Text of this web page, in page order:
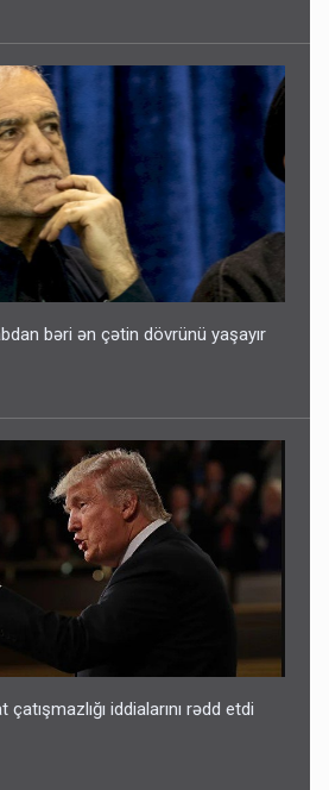
bəri ən çətin dövrünü yaşayır
iddialarını rədd etdi